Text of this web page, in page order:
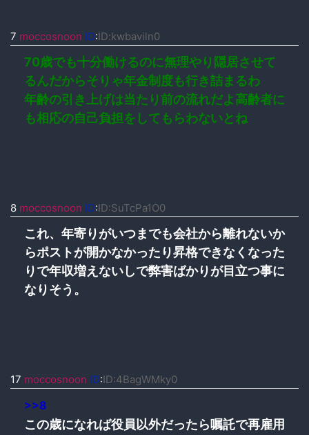
7 moccosnoon ID:ID:kwbaviln0
70歳でも十分働けるのに無理やり隠居させて
るんだからそりゃ年金制度も行き詰まるわ
年齢の引き上げは当たり前の流れだよ高齢者に
も相応の自己負担をしてもらわないとね
8 moccosnoon ID:ID:SuTcPa1O0
これ、年寄りがいつまでも会社から離れないか
らポストが開かなかったり昇格できなくなった
りで年収増えないしで弊害ばかりが目立つ事に
なりそう。
17 moccosnoon ID:ID:4BagWMky0
>>8
この歳になれば役員以外だったら嘱託で再雇用